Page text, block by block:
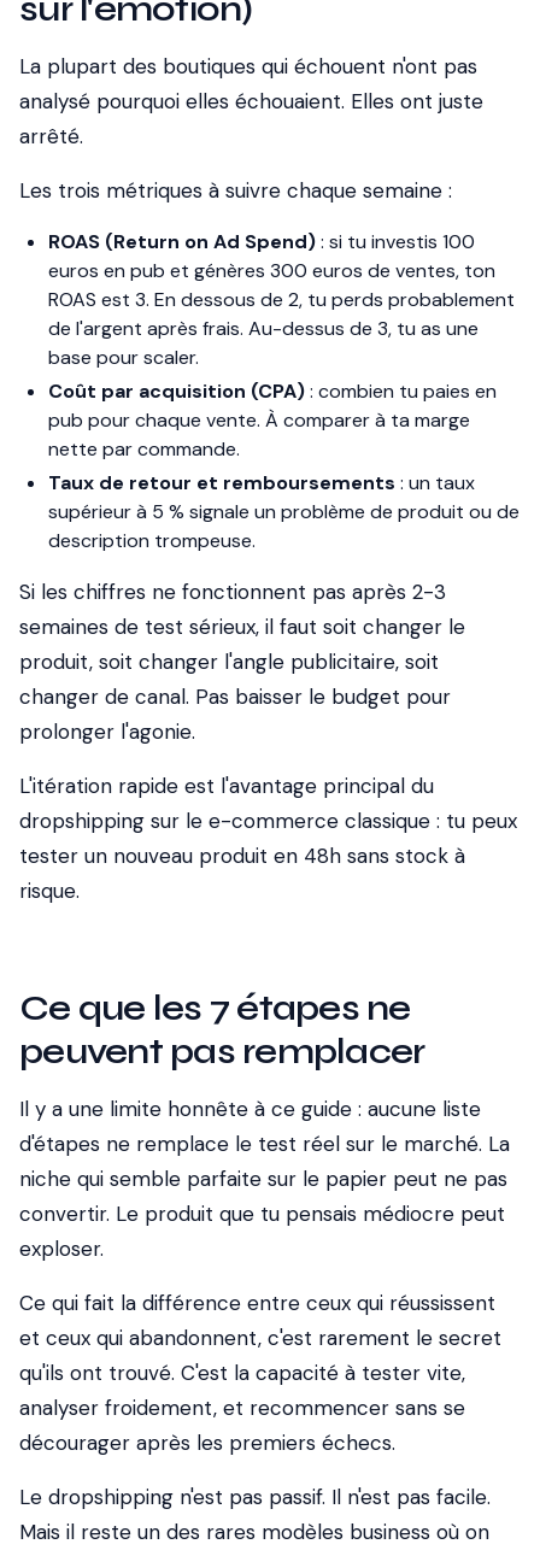
La plupart des boutiques qui échouent n'ont pas
analysé pourquoi elles échouaient. Elles ont juste
arrêté.
Les trois métriques à suivre chaque semaine :
ROAS (Return on Ad Spend): si tu investis 100
euros en pub et génères 300 euros de ventes, ton
ROAS est 3. En dessous de 2, tu perds probablement
de l'argent après frais. Au-dessus de 3, tu as une
base pour scaler.
Coût par acquisition (CPA): combien tu paies en
pub pour chaque vente. À comparer à ta marge
nette par commande.
Taux de retour et remboursements : un taux
supérieur à 5 % signale un problème de produit ou de
description trompeuse.
Si les chiffres ne fonctionnent pas après 2-3
semaines de test sérieux, il faut soit changer le
produit, soit changer l'angle publicitaire, soit
changer de canal. Pas baisser le budget pour
prolonger l'agonie.
L'itération rapide est l'avantage principal du
dropshipping sur le e-commerce classique : tu peux
tester un nouveau produit en 48h sans stock à
risque.
Ce que les 7 étapes ne
peuvent pas remplacer
Il y a une limite honnête à ce guide : aucune liste
d'étapes ne remplace le test réel sur le marché. La
niche qui semble parfaite sur le papier peut ne pas
convertir. Le produit que tu pensais médiocre peut
exploser.
Ce qui fait la différence entre ceux qui réussissent
et ceux qui abandonnent, c'est rarement le secret
qu'ils ont trouvé. C'est la capacité à tester vite,
analyser froidement, et recommencer sans se
décourager après les premiers échecs.
Le dropshipping n'est pas passif. Il n'est pas facile.
Mais il reste un des rares modèles business où on